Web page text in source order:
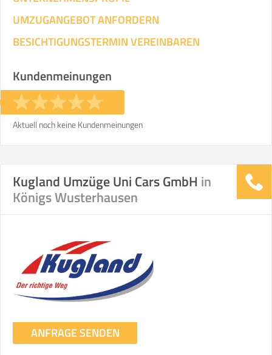
UMZUGANGEBOT ANFORDERN
BESICHTIGUNGSTERMIN VEREINBAREN
Kundenmeinungen
Aktuell noch keine Kundenmeinungen
Kugland Umzüge Uni Cars GmbH in
Königs Wusterhausen
ANFRAGE SENDEN